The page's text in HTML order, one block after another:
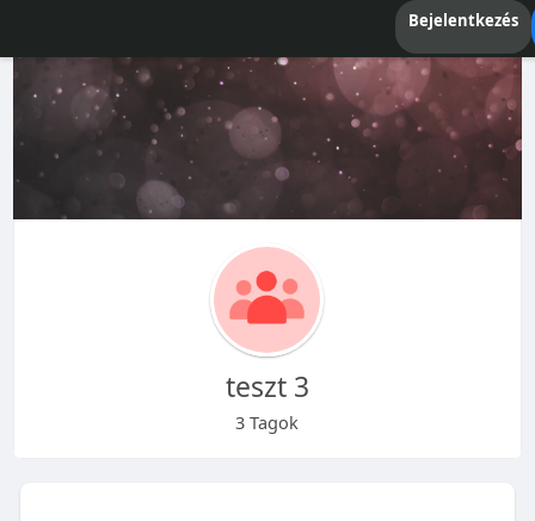
Bejelentkezés
teszt 3
3 Tagok